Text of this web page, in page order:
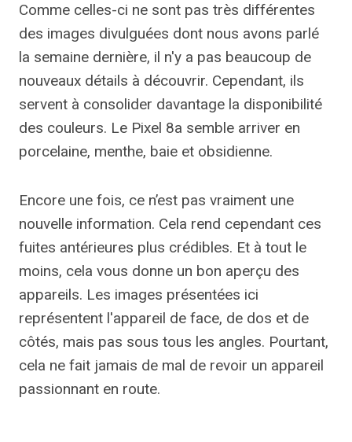
Comme celles-ci ne sont pas très différentes
des images divulguées dont nous avons parlé
la semaine dernière, il n'y a pas beaucoup de
nouveaux détails à découvrir. Cependant, ils
servent à consolider davantage la disponibilité
des couleurs. Le Pixel 8a semble arriver en
porcelaine, menthe, baie et obsidienne.
Encore une fois, ce n’est pas vraiment une
nouvelle information. Cela rend cependant ces
fuites antérieures plus crédibles. Et à tout le
moins, cela vous donne un bon aperçu des
appareils. Les images présentées ici
représentent l'appareil de face, de dos et de
côtés, mais pas sous tous les angles. Pourtant,
cela ne fait jamais de mal de revoir un appareil
passionnant en route.